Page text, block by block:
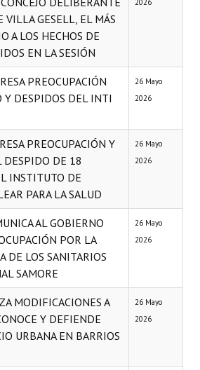
Letrada
GESELL, EL MÁS
A LOS HECHOS DE
EN LA SESIÓN
2026
PREOCUPACIÓN
Y DESPIDOS DEL INTI
26 Mayo
2026
PREOCUPACIÓN Y
DESPIDO DE 18
INSTITUTO DE
PARA LA SALUD
26 Mayo
2026
AL GOBIERNO
POR LA
DE LOS SANITARIOS
SAMORE
26 Mayo
2026
MODIFICACIONES A
Y DEFIENDE
URBANA EN BARRIOS
26 Mayo
2026